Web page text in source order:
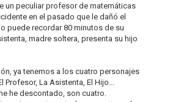
un peculiar profesor de matemáticas
en el pasado que le dañó el
puede recordar 80 minutos de su
madre soltera, presenta su hijo
ya tenemos a los cuatro personajes
La Asistenta, El Hijo...
he descontado, son cuatro.